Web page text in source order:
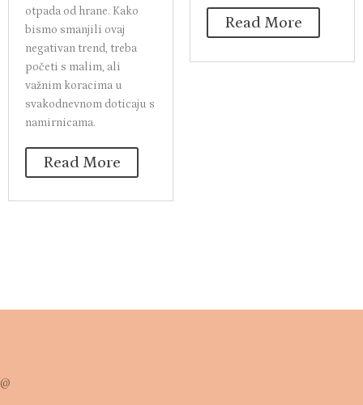
otpada od hrane. Kako
bismo smanjili ovaj
negativan trend, treba
početi s malim, ali
važnim koracima u
svakodnevnom doticaju s
namirnicama.
Read More
Read More
@